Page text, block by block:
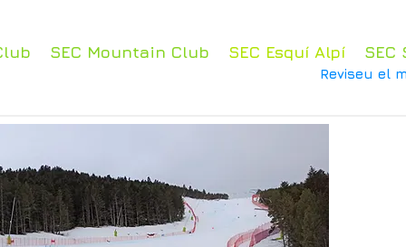
SEC Mountain Club SEC Esquí Alpí SEC
Reviseu el